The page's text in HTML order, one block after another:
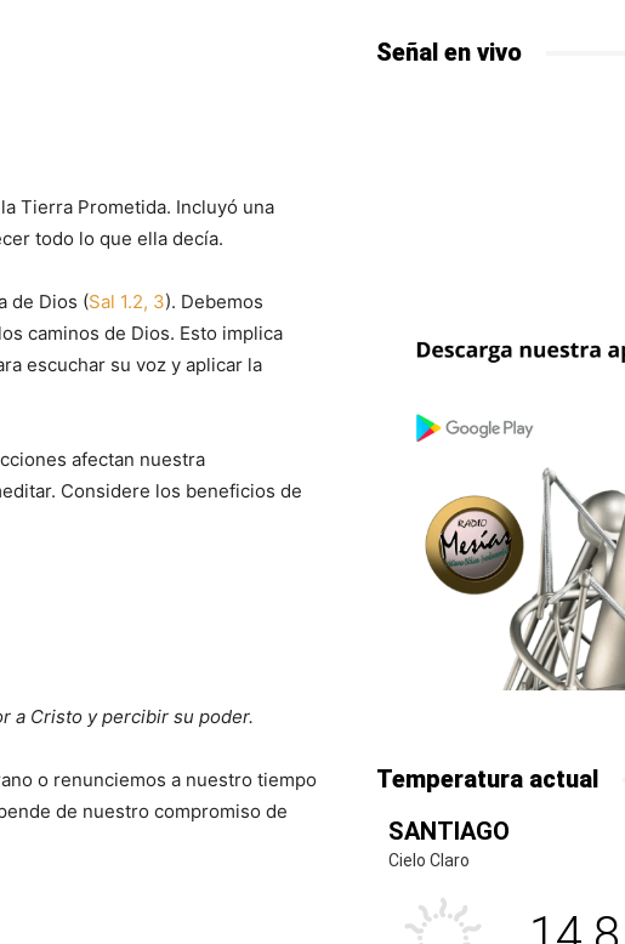
Tierra Prometida. Incluyó una
todo lo que ella decía.
de Dios (Sal 1.2, 3). Debemos
caminos de Dios. Esto implica
escuchar su voz y aplicar la
afectan nuestra
Considere los beneficios de
a Cristo y percibir su poder.
o renunciemos a nuestro tiempo
de nuestro compromiso de
Señal en vivo
Temperatura actual
SANTIAGO
Cielo Claro